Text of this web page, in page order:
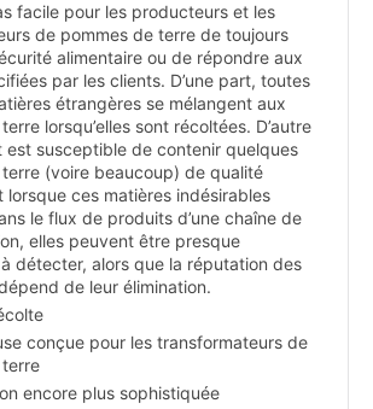
facile pour les producteurs et les
de pommes de terre de toujours
alimentaire ou de répondre aux
par les clients. D’une part, toutes
étrangères se mélangent aux
lorsqu’elles sont récoltées. D’autre
est susceptible de contenir quelques
(voire beaucoup) de qualité
lorsque ces matières indésirables
le flux de produits d’une chaîne de
elles peuvent être presque
détecter, alors que la réputation des
de leur élimination.
conçue pour les transformateurs de
terre
encore plus sophistiquée